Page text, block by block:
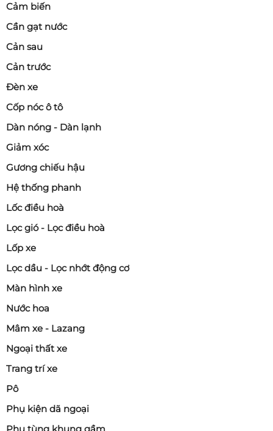
Cảm biến
Cần gạt nước
Cản sau
Cản trước
Đèn xe
Cốp nóc ô tô
Dàn nóng - Dàn lạnh
Giảm xóc
Gương chiếu hậu
Hệ thống phanh
Lốc điều hoà
Lọc gió - Lọc điều hoà
Lốp xe
Lọc dầu - Lọc nhớt động cơ
Màn hình xe
Nước hoa
Mâm xe - Lazang
Ngoại thất xe
Trang trí xe
Pô
Phụ kiện dã ngoại